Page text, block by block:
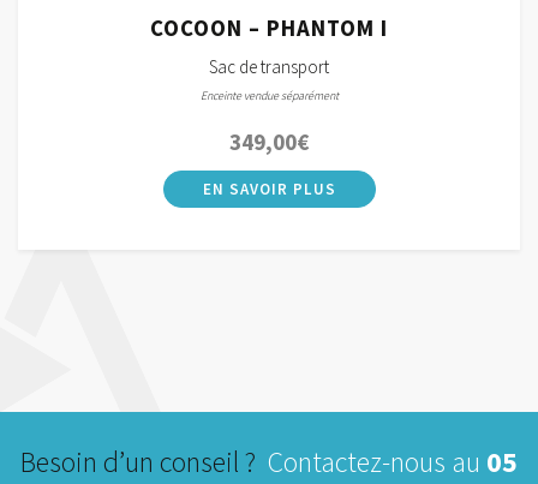
COCOON – PHANTOM I
Sac de transport
Enceinte vendue séparément
349,00€
Besoin d’un conseil ? Contactez-nous au 05